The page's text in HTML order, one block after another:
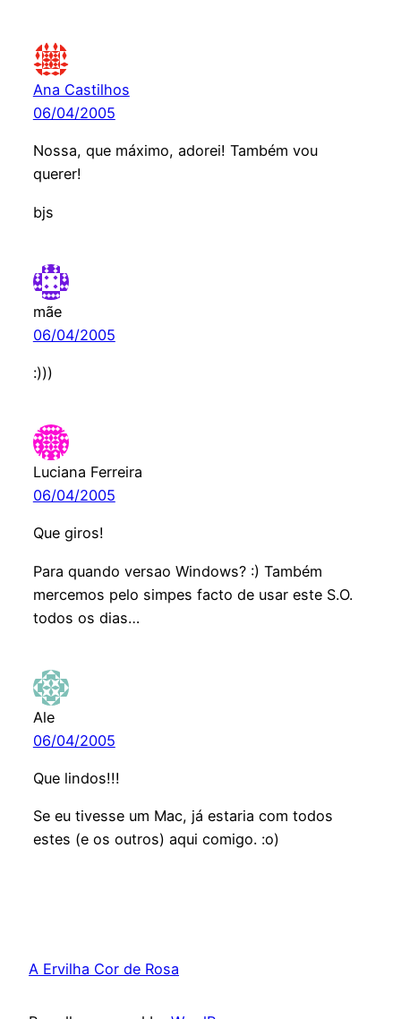
Ana Castilhos
06/04/2005
Nossa, que máximo, adorei! Também vou
querer!
bjs
mãe
06/04/2005
:)))
Luciana Ferreira
06/04/2005
Que giros!
Para quando versao Windows? :) Também
mercemos pelo simpes facto de usar este S.O.
todos os dias…
Ale
06/04/2005
Que lindos!!!
Se eu tivesse um Mac, já estaria com todos
estes (e os outros) aqui comigo. :o)
A Ervilha Cor de Rosa